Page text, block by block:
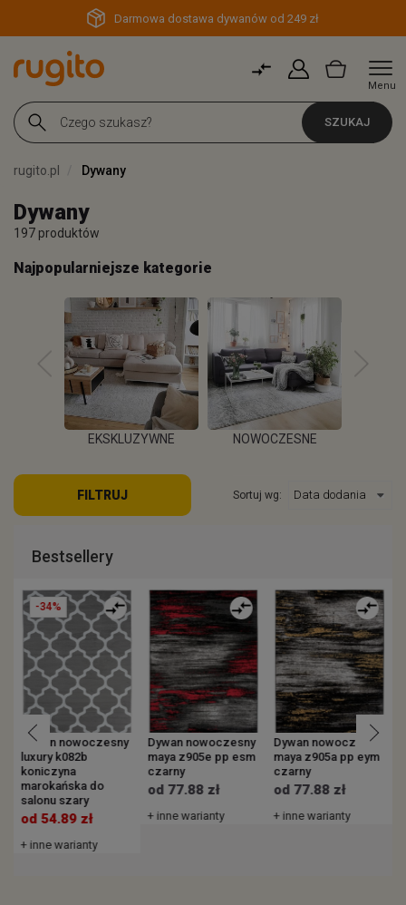
Darmowa dostawa dywanów od 249 zł
Menu
SZUKAJ
rugito.pl Dywany
Dywany
197 produktów
Najpopularniejsze kategorie
WIĘCEJ
EKSKLUZYWNE NOWOCZESNE
FILTRUJ Sortuj wg:
Bestsellery
-34%
Dywan nowoczesny
luxury k082b
koniczyna
marokańska do
salonu szary
od 54.89 zł
+ inne warianty
Dywan nowoczesny
maya z905e pp esm
czarny
od 77.88 zł
+ inne warianty
Dywan nowoczesny
maya z905a pp eym
czarny
od 77.88 zł
+ inne warianty